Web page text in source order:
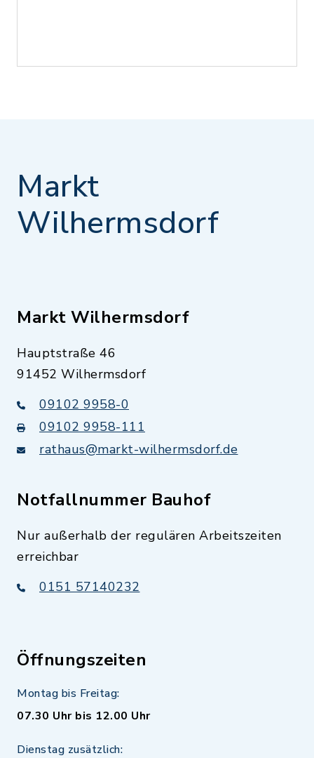
Markt
Wilhermsdorf
Markt Wilhermsdorf
Hauptstraße 46
91452 Wilhermsdorf
09102 9958-0
09102 9958-111
rathaus@markt-wilhermsdorf.de
Notfallnummer Bauhof
Nur außerhalb der regulären Arbeitszeiten
erreichbar
0151 57140232
Öffnungszeiten
Montag bis Freitag:
07.30 Uhr bis 12.00 Uhr
Dienstag zusätzlich: